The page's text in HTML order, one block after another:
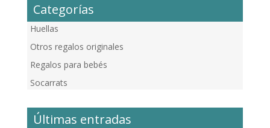
Categorías
Huellas
Otros regalos originales
Regalos para bebés
Socarrats
Últimas entradas